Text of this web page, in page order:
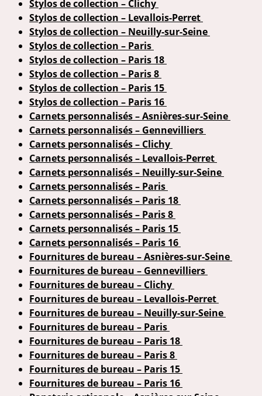
Stylos de collection – Clichy
Stylos de collection – Levallois-Perret
Stylos de collection – Neuilly-sur-Seine
Stylos de collection – Paris
Stylos de collection – Paris 18
Stylos de collection – Paris 8
Stylos de collection – Paris 15
Stylos de collection – Paris 16
Carnets personnalisés – Asnières-sur-Seine
Carnets personnalisés – Gennevilliers
Carnets personnalisés – Clichy
Carnets personnalisés – Levallois-Perret
Carnets personnalisés – Neuilly-sur-Seine
Carnets personnalisés – Paris
Carnets personnalisés – Paris 18
Carnets personnalisés – Paris 8
Carnets personnalisés – Paris 15
Carnets personnalisés – Paris 16
Fournitures de bureau – Asnières-sur-Seine
Fournitures de bureau – Gennevilliers
Fournitures de bureau – Clichy
Fournitures de bureau – Levallois-Perret
Fournitures de bureau – Neuilly-sur-Seine
Fournitures de bureau – Paris
Fournitures de bureau – Paris 18
Fournitures de bureau – Paris 8
Fournitures de bureau – Paris 15
Fournitures de bureau – Paris 16